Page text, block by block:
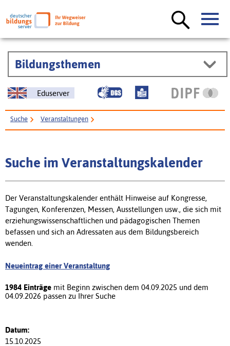
Bildungsthemen
Eduserver
Suche Veranstaltungen
Suche im Veranstaltungskalender
Der Veranstaltungskalender enthält Hinweise auf Kongresse,
Tagungen, Konferenzen, Messen, Ausstellungen usw., die sich mit
erziehungswissenschaftlichen und pädagogischen Themen
befassen und sich an Adressaten aus dem Bildungsbereich
wenden.
Neueintrag einer Veranstaltung
1984 Einträge mit Beginn zwischen dem 04.09.2025 und dem
04.09.2026 passen zu Ihrer Suche
15.10.2025